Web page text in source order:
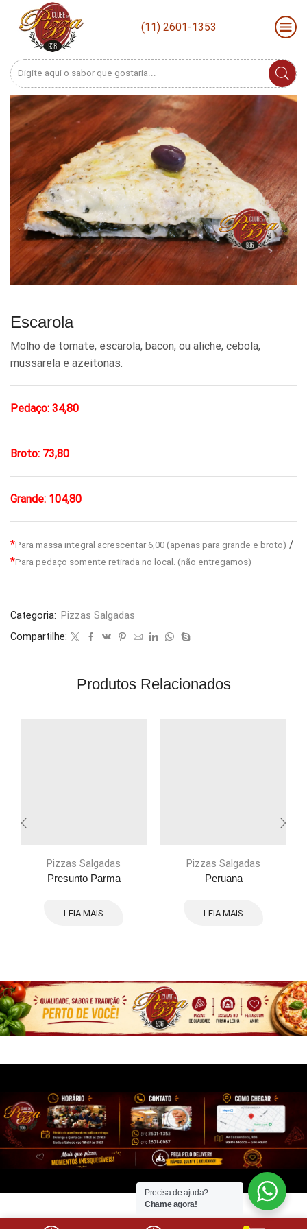
(11) 2601-1353
Search
Escarola
Molho de tomate, escarola, bacon, ou aliche, cebola,
mussarela e azeitonas.
Pedaço: 34,80
Broto: 73,80
Grande: 104,80
*Para massa integral acrescentar 6,00 (apenas para grande e broto) /
*Para pedaço somente retirada no local. (não entregamos)
Categoria: Pizzas Salgadas
Compartilhe:
Produtos Relacionados
Pizzas Salgadas
Presunto Parma
LEIA MAIS
Pizzas Salgadas
Peruana
LEIA MAIS
Precisa de ajuda?
Chame agora!